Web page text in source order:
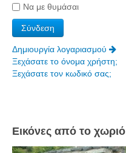
Να με θυμάσαι
Δημιουργία λογαριασμού
Ξεχάσατε το όνομα χρήστη;
Ξεχάσατε τον κωδικό σας;
Εικόνες από το χωριό